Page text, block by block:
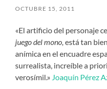
OCTUBRE 15, 2011
«El artificio del personaje
juego del mono, está tan
anímica en el encuadre
surrealista, increíble a
verosímil.» Joaquín Pérez